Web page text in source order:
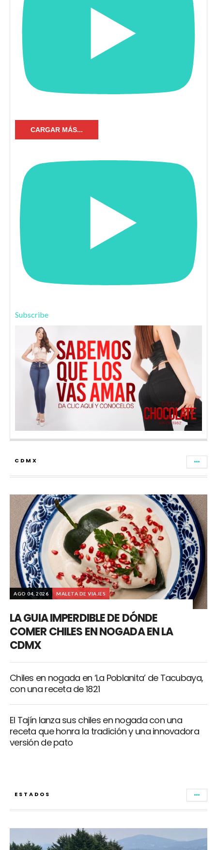
CARGAR MÁS...
Subscribe
CDMX
AGO 04, 2026 MALETA DE VIAJES
LA GUIA IMPERDIBLE DE DÓNDE
COMER CHILES EN NOGADA EN LA
CDMX
Chiles en nogada en ‘La Poblanita’ de Tacubaya,
con una receta de 1821
El Tajín lanza sus chiles en nogada con una
receta que honra la tradición y una innovadora
versión de pato
ESTADOS